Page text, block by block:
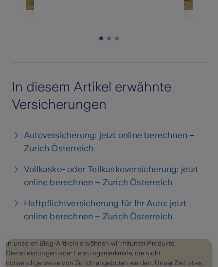
In diesem Artikel erwähnte
Versicherungen
Autoversicherung: jetzt online berechnen –
Zurich Österreich
Vollkasko- oder Teilkaskoversicherung: jetzt
online berechnen – Zurich Österreich
Haftpflichtversicherung für Ihr Auto: jetzt
online berechnen – Zurich Österreich
In unseren Blog-Artikeln erwähnen wir mitunter Produkte,
Dienstleistungen oder Leistungsmerkmale, die nicht
notwendigerweise von Zurich angeboten werden. Unser Ziel ist es,